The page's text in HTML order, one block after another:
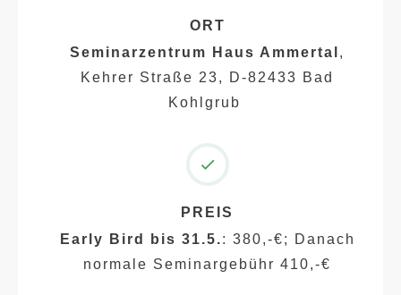
ORT
Seminarzentrum Haus Ammertal ,
Kehrer Straße 23, D-82433 Bad
Kohlgrub
PREIS
Early Bird bis 31.5.: 380,-€; Danach
normale Seminargebühr 410,-€